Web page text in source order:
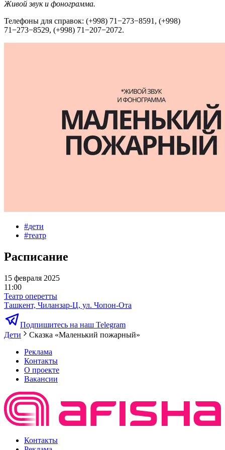
Живой звук и фонограмма.
Телефоны для справок: (+998) 71−273−8591, (+998)
71−273−8529, (+998) 71−207−2072.
#дети
#театр
Расписание
15 февраля 2025
11:00
Театр оперетты
Ташкент, Чиланзар-Ц, ул. Чопон-Ота
Подпишитесь на наш Telegram
Дети
Сказка «Маленький пожарный»
Реклама
Контакты
О проекте
Вакансии
Контакты